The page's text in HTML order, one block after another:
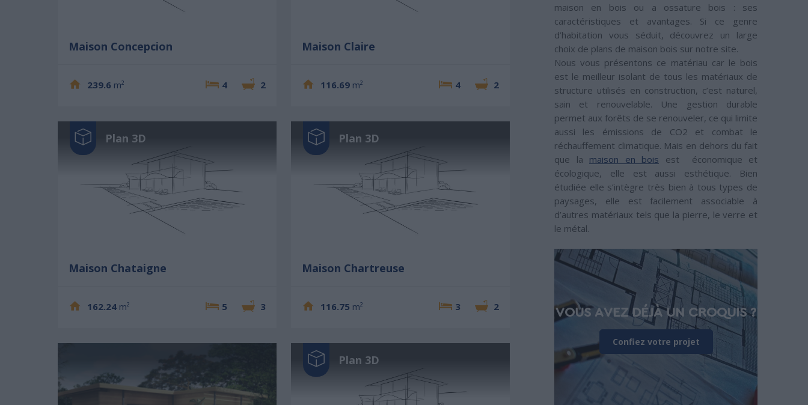
Maison Concepcion
239.6 m² 4 2
Maison Claire
116.69 m² 4 2
Plan 3D
Maison Chataigne
162.24 m² 5 3
Plan 3D
Maison Chartreuse
116.75 m² 3 2
Plan 3D
maison en bois ou a ossature bois : ses
caractéristiques et avantages. Si ce genre
d’habitation vous séduit, découvrez un large
choix de plans de maison bois sur notre site.
Nous vous présentons ce matériau car le bois
est le meilleur isolant de tous les matériaux de
structure utilisés en construction, c’est naturel,
sain et renouvelable. Une gestion durable
permet aux forêts de se renouveler, ce qui limite
aussi les émissions de CO2 et combat le
réchauffement climatique. Mais en dehors du fait
que la maison en bois est économique et
écologique, elle est aussi esthétique. Bien
étudiée elle s’intègre très bien à tous types de
paysages, elle est facilement associable à
d’autres matériaux tels que la pierre, le verre et
le métal.
VOUS AVEZ DÉJÀ UN CROQUIS ?
Confiez votre projet